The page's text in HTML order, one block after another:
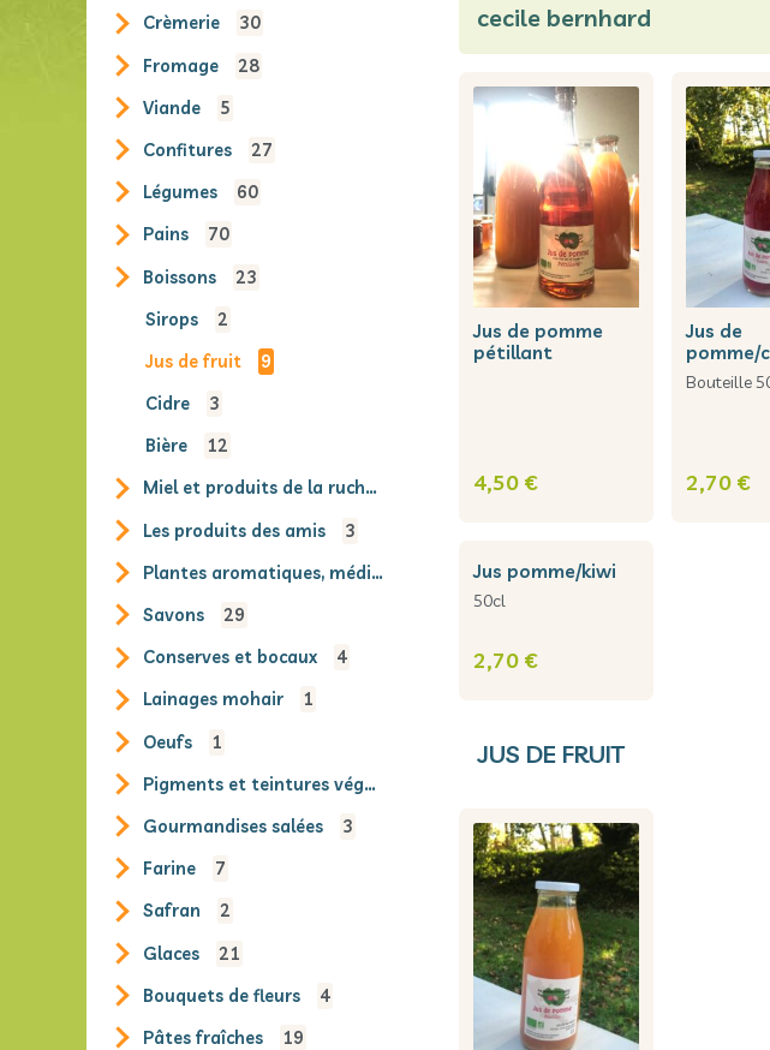
cecile bernhard
jus de pomme
pétillant
4,50 €
jus de
pomme/
Bouteille
2,70 €
jus pomme/kiwi
50cl
2,70 €
JUS DE FRUIT
crèmerie
30
fromage
28
viande
5
confitures
27
légumes
60
pains
70
boissons
23
sirops
2
jus de fruit
9
cidre
3
bière
12
miel et produits de la ruche
les produits des amis
3
plantes aromatiques, médicinales et sauvages
2
savons
29
conserves et bocaux
4
lainages mohair
1
oeufs
1
pigments et teintures végétales
gourmandises salées
3
farine
7
safran
2
glaces
21
bouquets de fleurs
4
pâtes fraîches
19